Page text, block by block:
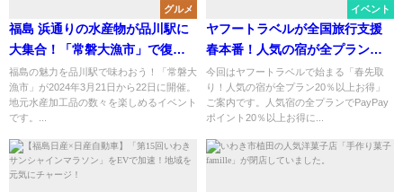
グルメ
福島 浜通りの水産物が品川駅に
大集合！「常磐大漁市」で復興
を応援
福島の魅力を品川駅で味わおう！「常磐大
漁市」が2024年3月21日から22日に開催。
地元水産加工品の数々を楽しめるイベント
です。...
イベント
ヤフートラベルが全国旅行支援
春本番！人気の宿が全プラン
PayPayポイント20％以上お得に
今回はヤフートラベルで始まる「春先取
り！人気の宿が全プラン20％以上お得」
ご案内です。人気宿の全プランでPayPay
ポイント20％以上お得に...